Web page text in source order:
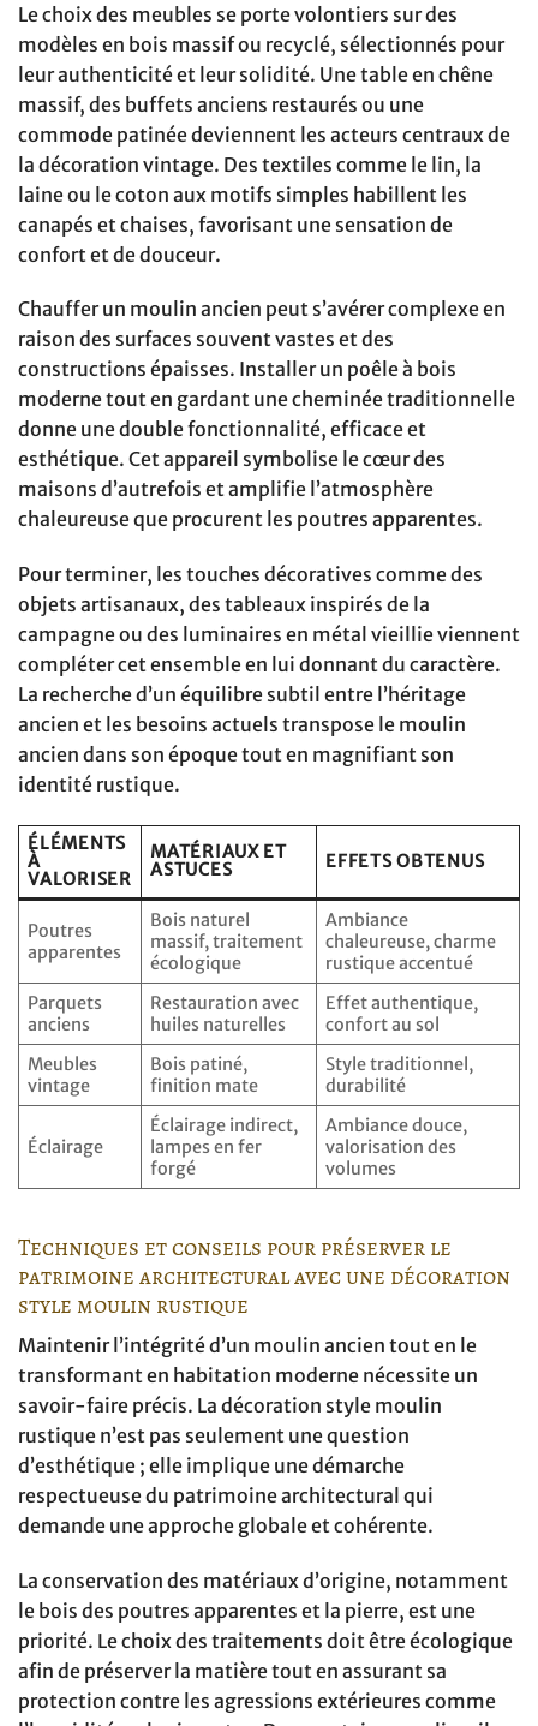
Le choix des meubles se porte volontiers sur des
modèles en bois massif ou recyclé, sélectionnés pour
leur authenticité et leur solidité. Une table en chêne
massif, des buffets anciens restaurés ou une
commode patinée deviennent les acteurs centraux de
la décoration vintage. Des textiles comme le lin, la
laine ou le coton aux motifs simples habillent les
canapés et chaises, favorisant une sensation de
confort et de douceur.
Chauffer un moulin ancien peut s’avérer complexe en
raison des surfaces souvent vastes et des
constructions épaisses. Installer un poêle à bois
moderne tout en gardant une cheminée traditionnelle
donne une double fonctionnalité, efficace et
esthétique. Cet appareil symbolise le cœur des
maisons d’autrefois et amplifie l’atmosphère
chaleureuse que procurent les poutres apparentes.
Pour terminer, les touches décoratives comme des
objets artisanaux, des tableaux inspirés de la
campagne ou des luminaires en métal vieillie viennent
compléter cet ensemble en lui donnant du caractère.
La recherche d’un équilibre subtil entre l’héritage
ancien et les besoins actuels transpose le moulin
ancien dans son époque tout en magnifiant son
identité rustique.
ÉLÉMENTS
À
VALORISER
MATÉRIAUX ET
ASTUCES
EFFETS OBTENUS
Poutres
apparentes
Bois naturel
massif, traitement
écologique
Ambiance
chaleureuse, charme
rustique accentué
Parquets
anciens
Restauration avec
huiles naturelles
Effet authentique,
confort au sol
Meubles
vintage
Bois patiné,
finition mate
Style traditionnel,
durabilité
Éclairage
Éclairage indirect,
lampes en fer
forgé
Ambiance douce,
valorisation des
volumes
Techniques et conseils pour préserver le
patrimoine architectural avec une décoration
style moulin rustique
Maintenir l’intégrité d’un moulin ancien tout en le
transformant en habitation moderne nécessite un
savoir-faire précis. La décoration style moulin
rustique n’est pas seulement une question
d’esthétique ; elle implique une démarche
respectueuse du patrimoine architectural qui
demande une approche globale et cohérente.
La conservation des matériaux d’origine, notamment
le bois des poutres apparentes et la pierre, est une
priorité. Le choix des traitements doit être écologique
afin de préserver la matière tout en assurant sa
protection contre les agressions extérieures comme